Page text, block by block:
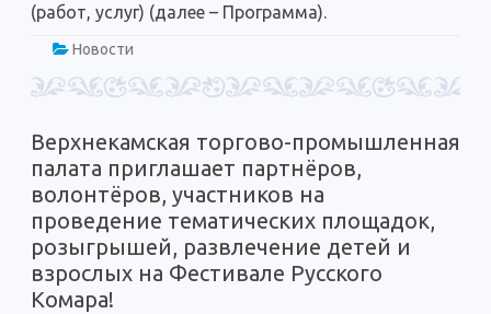
(работ, услуг) (далее – Программа).
Новости
Верхнекамская торгово-промышленная
палата приглашает партнёров,
волонтёров, участников на
проведение тематических площадок,
розыгрышей, развлечение детей и
взрослых на Фестивале Русского
Комара!